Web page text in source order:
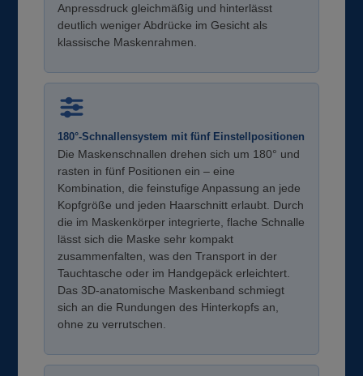
Anpressdruck gleichmäßig und hinterlässt
deutlich weniger Abdrücke im Gesicht als
klassische Maskenrahmen.
180°-Schnallensystem mit fünf Einstellpositionen
Die Maskenschnallen drehen sich um 180° und
rasten in fünf Positionen ein – eine
Kombination, die feinstufige Anpassung an jede
Kopfgröße und jeden Haarschnitt erlaubt. Durch
die im Maskenkörper integrierte, flache Schnalle
lässt sich die Maske sehr kompakt
zusammenfalten, was den Transport in der
Tauchtasche oder im Handgepäck erleichtert.
Das 3D-anatomische Maskenband schmiegt
sich an die Rundungen des Hinterkopfs an,
ohne zu verrutschen.